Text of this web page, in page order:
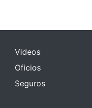
Videos
Oficios
Seguros